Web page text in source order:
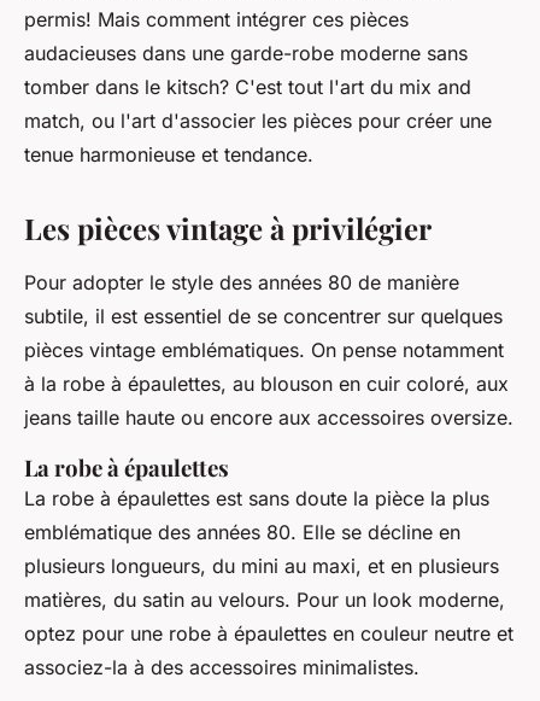
permis! Mais comment intégrer ces pièces
audacieuses dans une garde-robe moderne sans
tomber dans le kitsch? C'est tout l'art du mix and
match, ou l'art d'associer les pièces pour créer une
tenue harmonieuse et tendance.
Les pièces vintage à privilégier
Pour adopter le style des années 80 de manière
subtile, il est essentiel de se concentrer sur quelques
pièces vintage emblématiques. On pense notamment
à la robe à épaulettes, au blouson en cuir coloré, aux
jeans taille haute ou encore aux accessoires oversize.
La robe à épaulettes
La robe à épaulettes est sans doute la pièce la plus
emblématique des années 80. Elle se décline en
plusieurs longueurs, du mini au maxi, et en plusieurs
matières, du satin au velours. Pour un look moderne,
optez pour une robe à épaulettes en couleur neutre et
associez-la à des accessoires minimalistes.